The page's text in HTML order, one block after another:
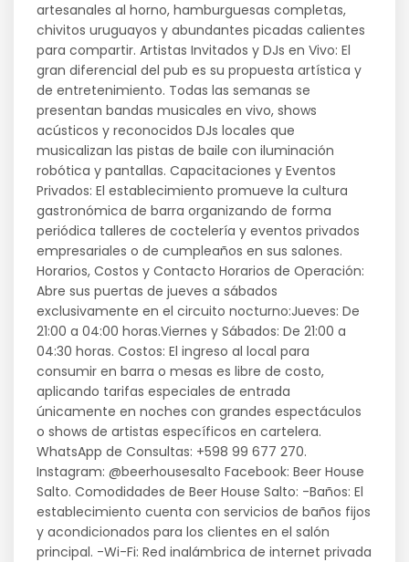
artesanales al horno, hamburguesas completas,
chivitos uruguayos y abundantes picadas calientes
para compartir. Artistas Invitados y DJs en Vivo: El
gran diferencial del pub es su propuesta artística y
de entretenimiento. Todas las semanas se
presentan bandas musicales en vivo, shows
acústicos y reconocidos DJs locales que
musicalizan las pistas de baile con iluminación
robótica y pantallas. Capacitaciones y Eventos
Privados: El establecimiento promueve la cultura
gastronómica de barra organizando de forma
periódica talleres de coctelería y eventos privados
empresariales o de cumpleaños en sus salones.
Horarios, Costos y Contacto Horarios de Operación:
Abre sus puertas de jueves a sábados
exclusivamente en el circuito nocturno:Jueves: De
21:00 a 04:00 horas.Viernes y Sábados: De 21:00 a
04:30 horas. Costos: El ingreso al local para
consumir en barra o mesas es libre de costo,
aplicando tarifas especiales de entrada
únicamente en noches con grandes espectáculos
o shows de artistas específicos en cartelera.
WhatsApp de Consultas: +598 99 677 270.
Instagram: @beerhousesalto Facebook: Beer House
Salto. Comodidades de Beer House Salto: -Baños: El
establecimiento cuenta con servicios de baños fijos
y acondicionados para los clientes en el salón
principal. -Wi-Fi: Red inalámbrica de internet privada